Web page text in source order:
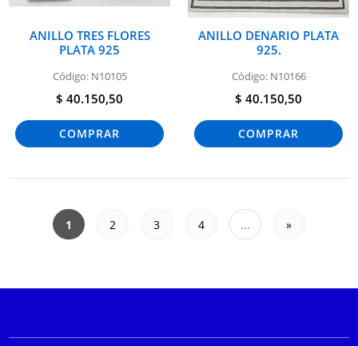
ANILLO TRES FLORES
PLATA 925
Código: N10105
$ 40.150,50
COMPRAR
ANILLO DENARIO PLATA
925.
Código: N10166
$ 40.150,50
COMPRAR
1 2 3 4 ... »